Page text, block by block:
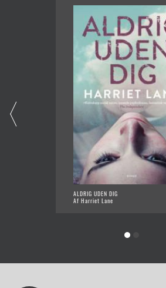
ALDRIG UDEN DIG
Af Harriet Lane